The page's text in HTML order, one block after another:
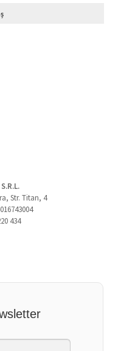
Str. Titan, 4
434